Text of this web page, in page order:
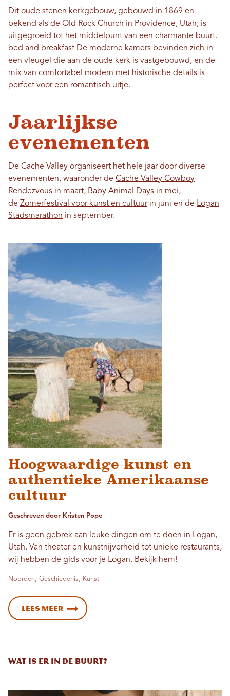
Dit oude stenen kerkgebouw, gebouwd in 1869 en
bekend als de Old Rock Church in Providence, Utah, is
uitgegroeid tot het middelpunt van een charmante buurt.
bed and breakfast De moderne kamers bevinden zich in
een vleugel die aan de oude kerk is vastgebouwd, en de
mix van comfortabel modern met historische details is
perfect voor een romantisch uitje.
Jaarlijkse
evenementen
De Cache Valley organiseert het hele jaar door diverse
evenementen, waaronder de Cache Valley Cowboy
Rendezvous in maart, Baby Animal Days in mei,
de Zomerfestival voor kunst en cultuurin juni en de Logan
Stadsmarathon in september.
Hoogwaardige kunst en
authentieke Amerikaanse
cultuur
Geschreven door Kristen Pope
Er is geen gebrek aan leuke dingen om te doen in Logan,
Utah. Van theater en kunstnijverheid tot unieke restaurants,
wij hebben de gids voor je Logan. Bekijk hem!
Noorden, Geschiedenis, Kunst
LEES MEER
Wat is er in de buurt?